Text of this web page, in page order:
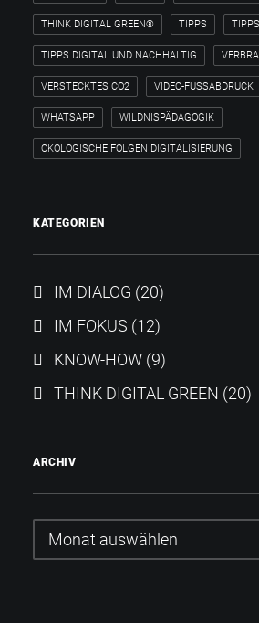
THINK DIGITAL GREEN® TIPPS
TIPPS DIGITAL UND NACHHALTIG
VERSTECKTES CO2 VIDEO-FUSSABDRUCK
WHATSAPP WILDNISPÄDAGOGIK
ÖKOLOGISCHE FOLGEN DIGITALISIERUNG
KATEGORIEN
IM DIALOG (20)
IM FOKUS (12)
KNOW-HOW (9)
THINK DIGITAL GREEN (20)
ARCHIV
Archiv